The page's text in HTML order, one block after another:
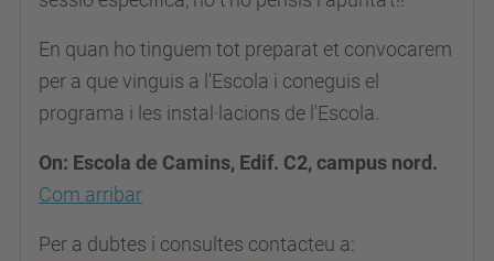
En quan ho tinguem tot preparat et convocarem
per a que vinguis a l'Escola i coneguis el
programa i les instal·lacions de l'Escola.
On: Escola de Camins, Edif. C2, campus nord.
Com arribar
Per a dubtes i consultes contacteu a: